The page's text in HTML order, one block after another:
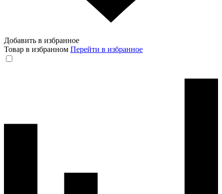
Добавить в избранное
Товар в избранном Перейти в избранное